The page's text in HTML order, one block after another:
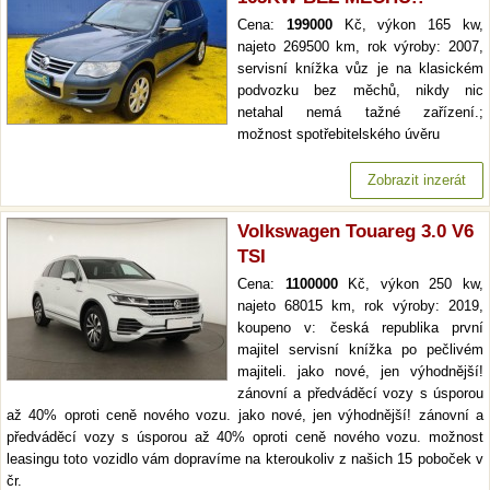
Cena: 199000Kč, výkon 165 kw,
najeto 269500 km, rok výroby: 2007,
servisní knížka vůz je na klasickém
podvozku bez měchů, nikdy nic
netahal nemá tažné zařízení.;
možnost spotřebitelského úvěru
Zobrazit inzerát
Volkswagen Touareg 3.0 V6
TSI
Cena: 1100000Kč, výkon 250 kw,
najeto 68015 km, rok výroby: 2019,
koupeno v: česká republika první
majitel servisní knížka po pečlivém
majiteli. jako nové, jen výhodnější!
zánovní a předváděcí vozy s úsporou
až 40% oproti ceně nového vozu. jako nové, jen výhodnější! zánovní a
předváděcí vozy s úsporou až 40% oproti ceně nového vozu. možnost
leasingu toto vozidlo vám dopravíme na kteroukoliv z našich 15 poboček v
čr.